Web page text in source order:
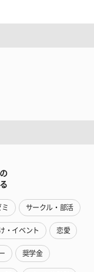
サークル・部活
・イベント 恋愛
奨学金